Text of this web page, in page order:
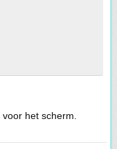
het scherm.